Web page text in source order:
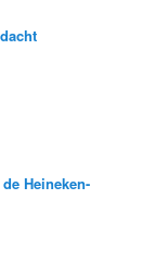
Heineken-